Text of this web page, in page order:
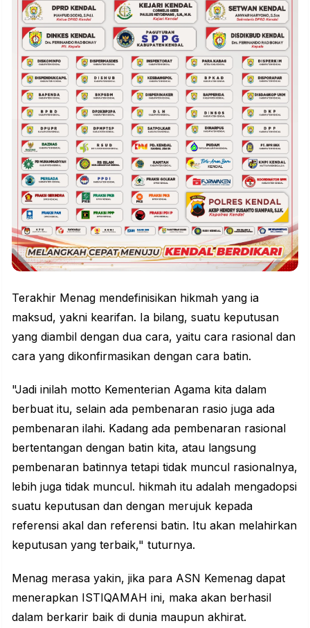
Terakhir Menag mendefinisikan hikmah yang ia
maksud, yakni kearifan. Ia bilang, suatu keputusan
yang diambil dengan dua cara, yaitu cara rasional dan
cara yang dikonfirmasikan dengan cara batin.
"Jadi inilah motto Kementerian Agama kita dalam
berbuat itu, selain ada pembenaran rasio juga ada
pembenaran ilahi. Kadang ada pembenaran rasional
bertentangan dengan batin kita, atau langsung
pembenaran batinnya tetapi tidak muncul rasionalnya,
lebih juga tidak muncul. hikmah itu adalah mengadopsi
suatu keputusan dan dengan merujuk kepada
referensi akal dan referensi batin. Itu akan melahirkan
keputusan yang terbaik," tuturnya.
Menag merasa yakin, jika para ASN Kemenag dapat
menerapkan ISTIQAMAH ini, maka akan berhasil
dalam berkarir baik di dunia maupun akhirat.